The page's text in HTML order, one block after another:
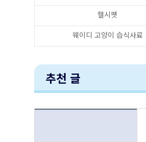
헬시펫
웨이디 고양이 습식사료
추천 글